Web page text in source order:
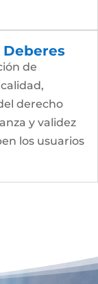
Deberes
de
derecho
y validez
los usuarios